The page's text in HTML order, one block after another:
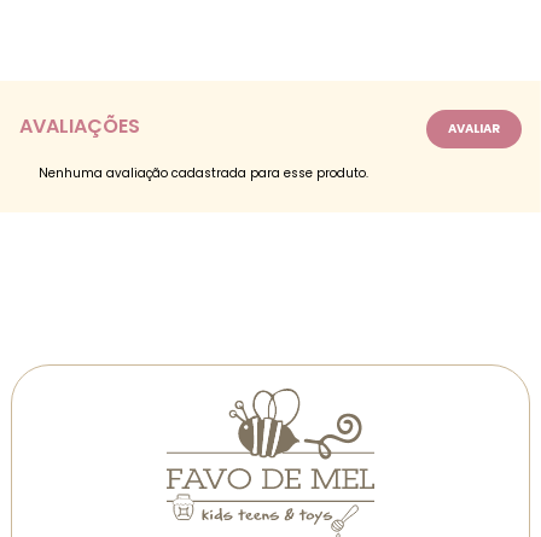
AVALIAÇÕES
Nenhuma avaliação cadastrada para esse produto.